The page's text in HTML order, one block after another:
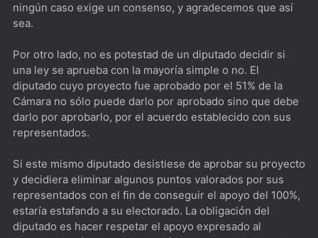
Better Call Saul [****] Ningún pibe nace Walter White, ni
Bron | Broen [*****] El mejor noir escandinavo está
sobre el puente
This Is Us [****] Pasado, presente y futuro de los Big
Three
Santa Evita [****] Jefa Espiritual de la Nación
ningún caso exige un consenso, y agradecemos que así
sea.
Por otro lado, no es potestad de un diputado decidir si
una ley se aprueba con la mayoría simple o no. El
diputado cuyo proyecto fue aprobado por el 51% de la
Cámara no sólo puede darlo por aprobado sino que debe
darlo por aprobarlo, por el acuerdo establecido con sus
representados.
Si este mismo diputado desistiese de aprobar su proyecto
y decidiera eliminar algunos puntos valorados por sus
representados con el fin de conseguir el apoyo del 100%,
estaría estafando a su electorado. La obligación del
diputado es hacer respetar el apoyo expresado al